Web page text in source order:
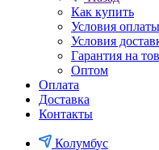
Как купить
Условия оплаты
Условия
Гарантия на
Оптом
Оплата
Доставка
Контакты
Колумбус